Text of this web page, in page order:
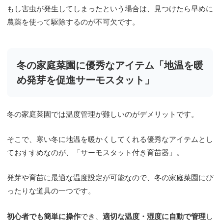
もし害虫が発生してしまったという場合は、見つけたら早めに
農薬を使って駆除するのが不可欠です。
冬の家庭菜園に優秀なアイテム「地温を暖
め発芽を促進サーモスタット」
冬の家庭菜園では温度管理が難しいのがデメリットです。
そこで、寒い冬に地温を暖かくしてくれる優秀なアイテムとし
ておすすめなのが、「サーモスタット付き育苗器」。
発芽や育苗に最適な温度設定が可能なので、冬の家庭菜園にぴ
ったりな道具の一つです。
初心者でも簡単に操作でき、 適切な温度・湿度に自動で管理し